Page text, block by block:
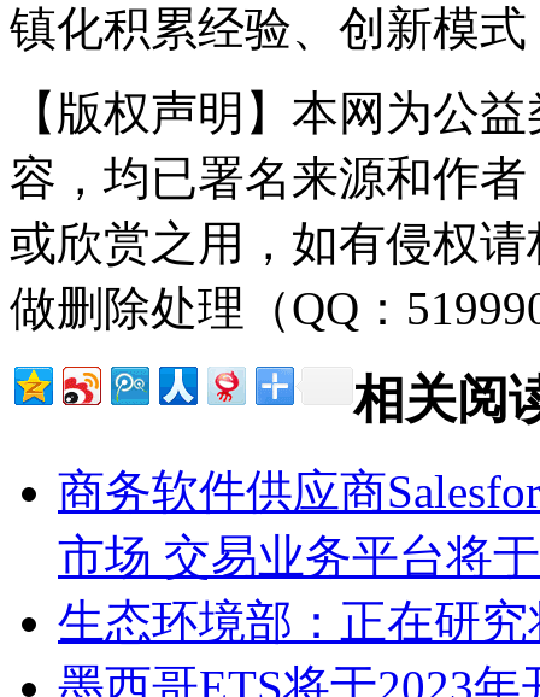
镇化积累经验、创新模
【版权声明】本网为公
容，均已署名来源和作
或欣赏之用，如有侵权
做删除处理（QQ：
相关阅
商务软件供应商
市场 交易业务平台将
生态环境部：正在研
墨西哥ETS将于2023